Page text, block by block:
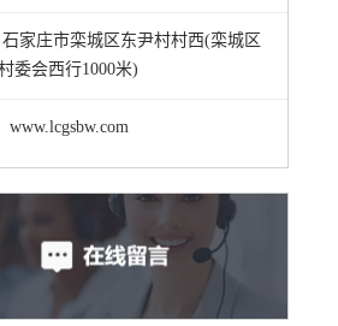
家庄市栾城区东尹村村西(栾城区
委会西行1000米)